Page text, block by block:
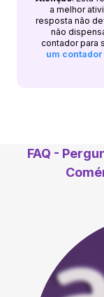
a melhor
resposta não
não
contador para
um
FAQ -